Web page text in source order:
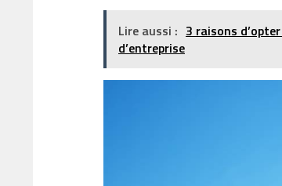
Lire aussi : 3 raisons
d’entreprise